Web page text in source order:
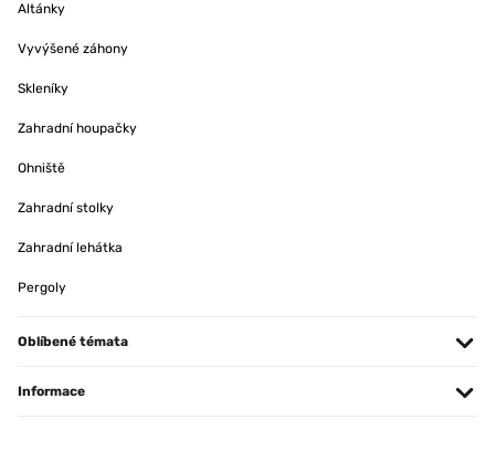
Utilisateur d'Amazon
Utilisateur d'Amazon
Altánky
Vyvýšené záhony
Skleníky
Zahradní houpačky
Ohniště
Zahradní stolky
Zahradní lehátka
Pergoly
Oblíbené témata
Informace